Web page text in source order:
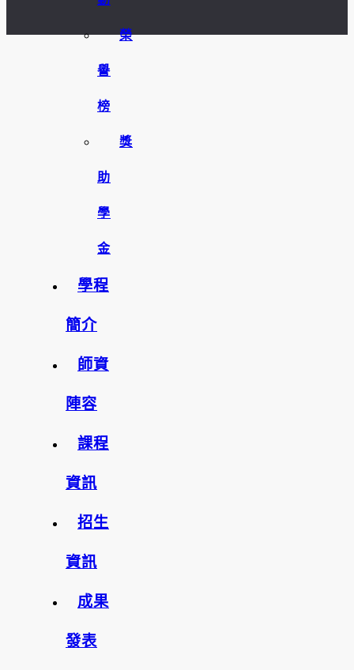
榮
譽
榜
獎
助
學
金
學程
簡介
師資
陣容
課程
資訊
招生
資訊
成果
發表